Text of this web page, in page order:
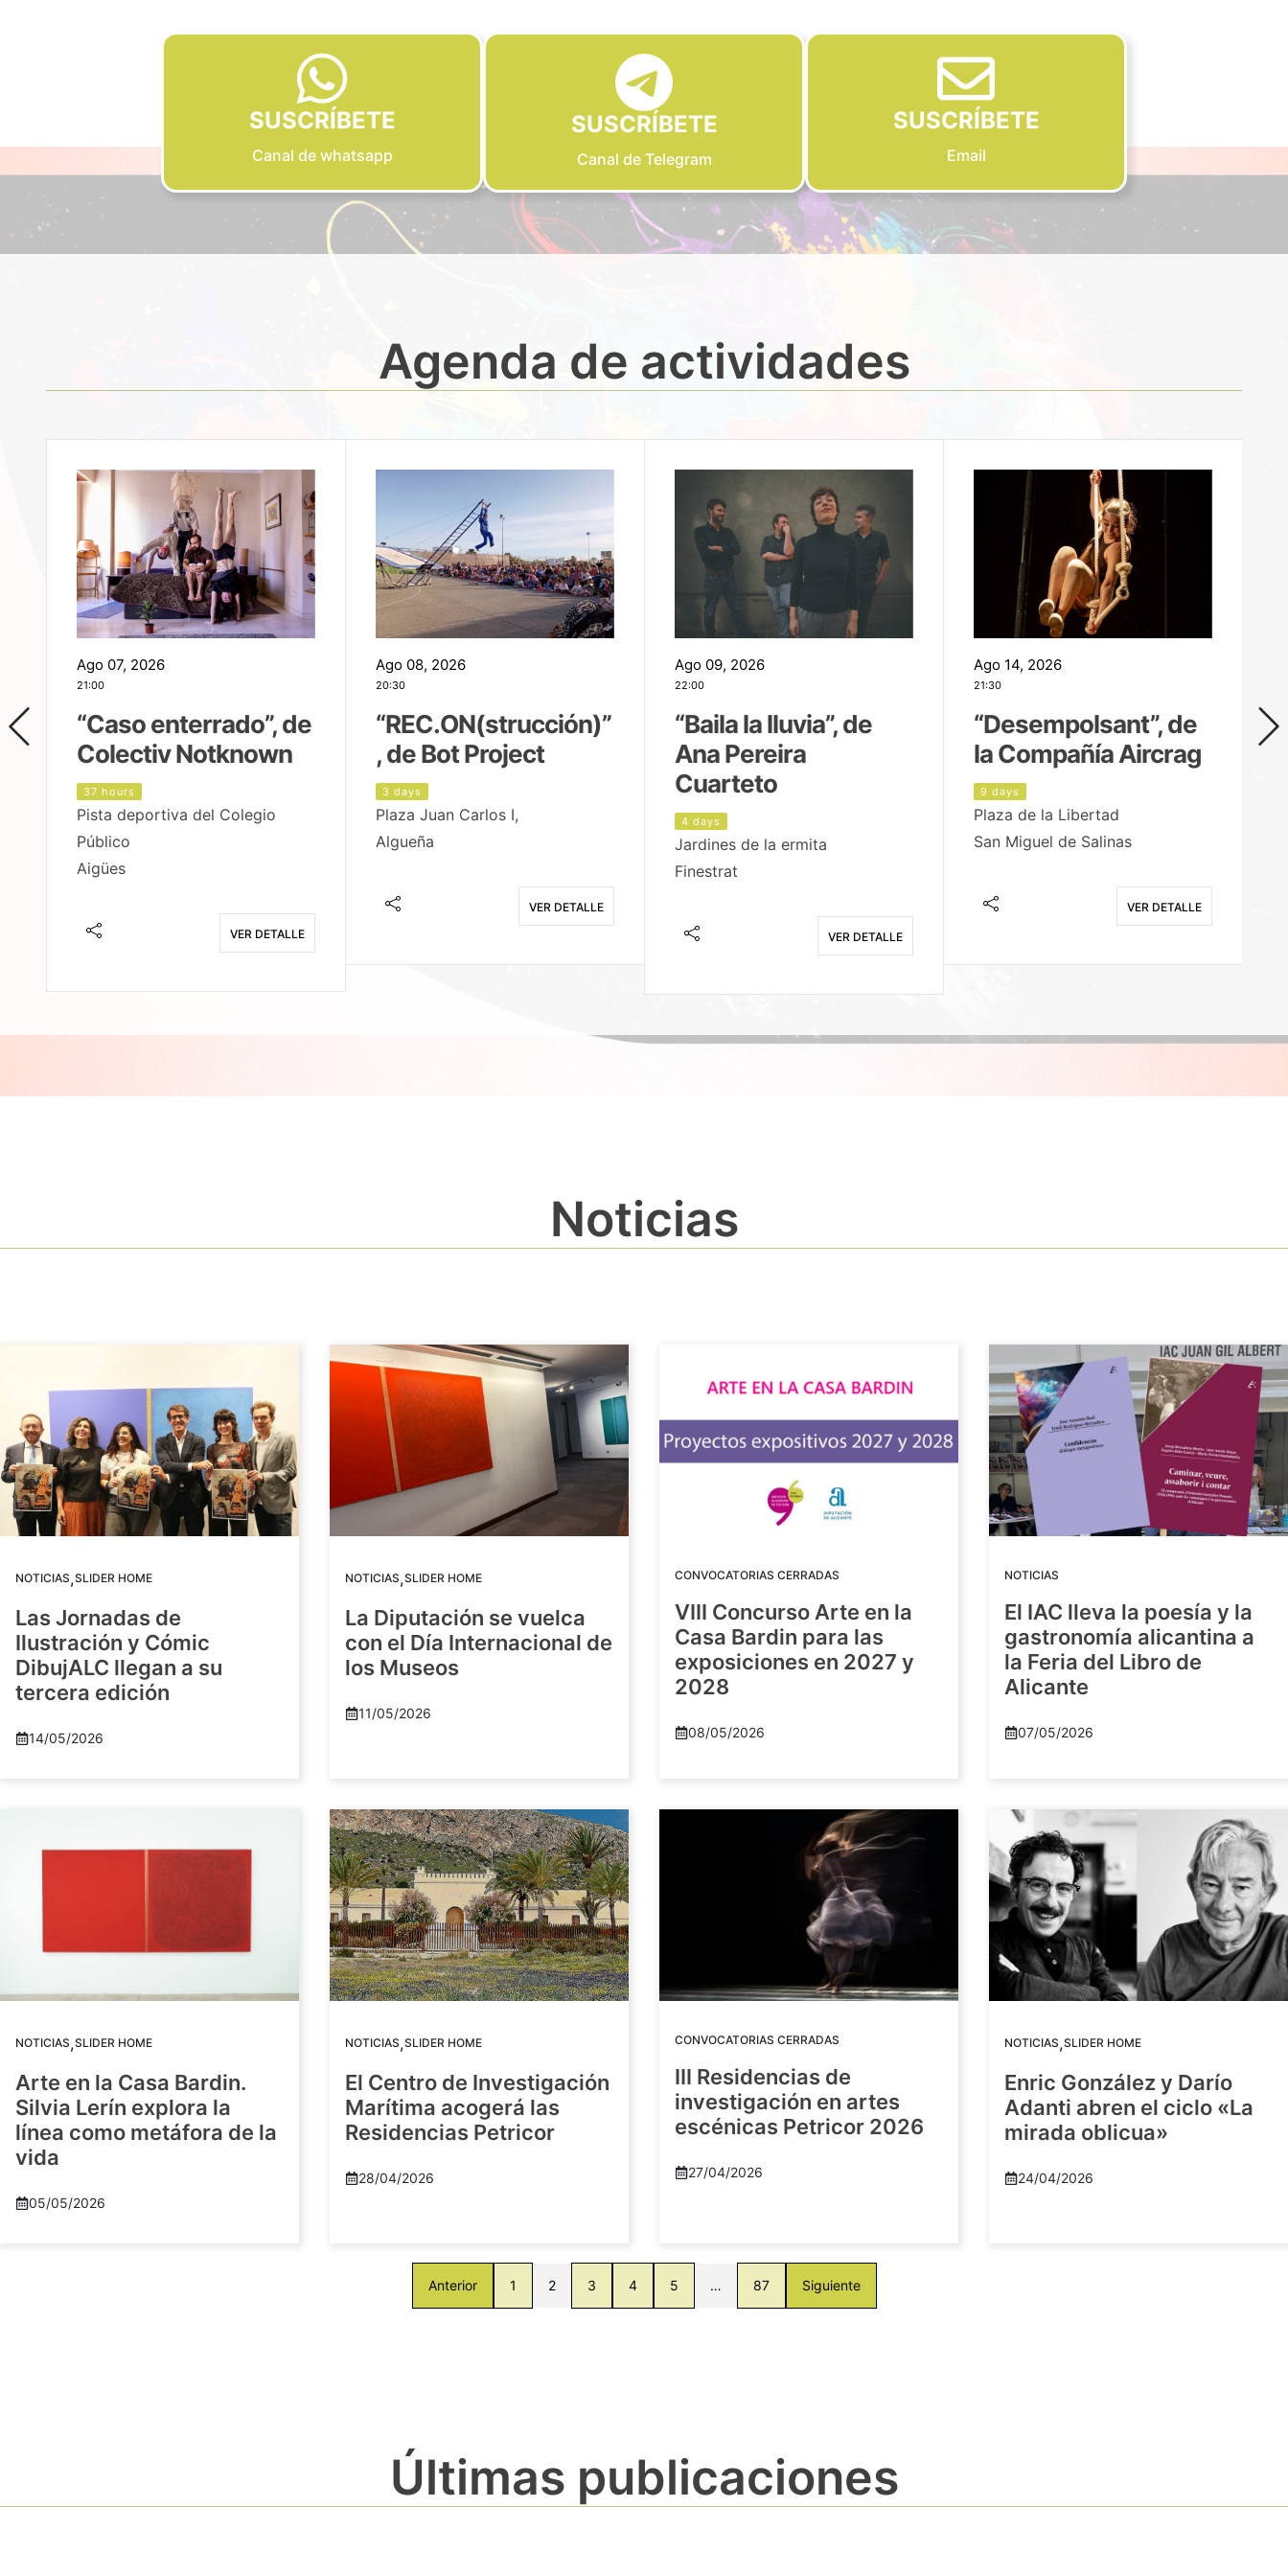
SUSCRÍBETE
Canal de whatsapp
SUSCRÍBETE
Canal de Telegram
SUSCRÍBETE
Email
Agenda de actividades
Ago 07, 2026
21:00
“Caso enterrado”, de
Colectiv Notknown
37 hours
Pista deportiva del Colegio
Público
Aigües
VER DETALLE
Ago 08, 2026
20:30
“REC.ON(strucción)”
, de Bot Project
3 days
Plaza Juan Carlos I,
Algueña
VER DETALLE
Ago 09, 2026
22:00
“Baila la lluvia”, de
Ana Pereira
Cuarteto
4 days
Jardines de la ermita
Finestrat
VER DETALLE
Ago 14, 2026
21:30
“Desempolsant”, de
la Compañía Aircrag
9 days
Plaza de la Libertad
San Miguel de Salinas
VER DETALLE
Noticias
NOTICIAS,SLIDER HOME
Las Jornadas de
Ilustración y Cómic
DibujALC llegan a su
tercera edición
14/05/2026
NOTICIAS,SLIDER HOME
La Diputación se vuelca
con el Día Internacional de
los Museos
11/05/2026
CONVOCATORIAS CERRADAS
VIII Concurso Arte en la
Casa Bardin para las
exposiciones en 2027 y
2028
08/05/2026
NOTICIAS
El IAC lleva la poesía y la
gastronomía alicantina a
la Feria del Libro de
Alicante
07/05/2026
NOTICIAS,SLIDER HOME
Arte en la Casa Bardin.
Silvia Lerín explora la
línea como metáfora de la
vida
05/05/2026
NOTICIAS,SLIDER HOME
El Centro de Investigación
Marítima acogerá las
Residencias Petricor
28/04/2026
CONVOCATORIAS CERRADAS
III Residencias de
investigación en artes
escénicas Petricor 2026
27/04/2026
NOTICIAS,SLIDER HOME
Enric González y Darío
Adanti abren el ciclo «La
mirada oblicua»
24/04/2026
Anterior 1 2 3 4 5 … 87 Siguiente
Últimas publicaciones